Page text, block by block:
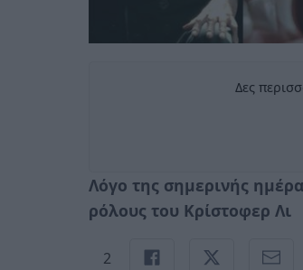
Δες
Λόγο της σημερινής
ρόλους του Κρίστοφερ Λι
2